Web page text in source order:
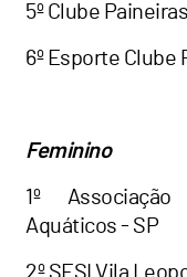
5º Clube
6º Esporte Clube
Feminino
1º
Aquáticos - SP
2º SESI Vila